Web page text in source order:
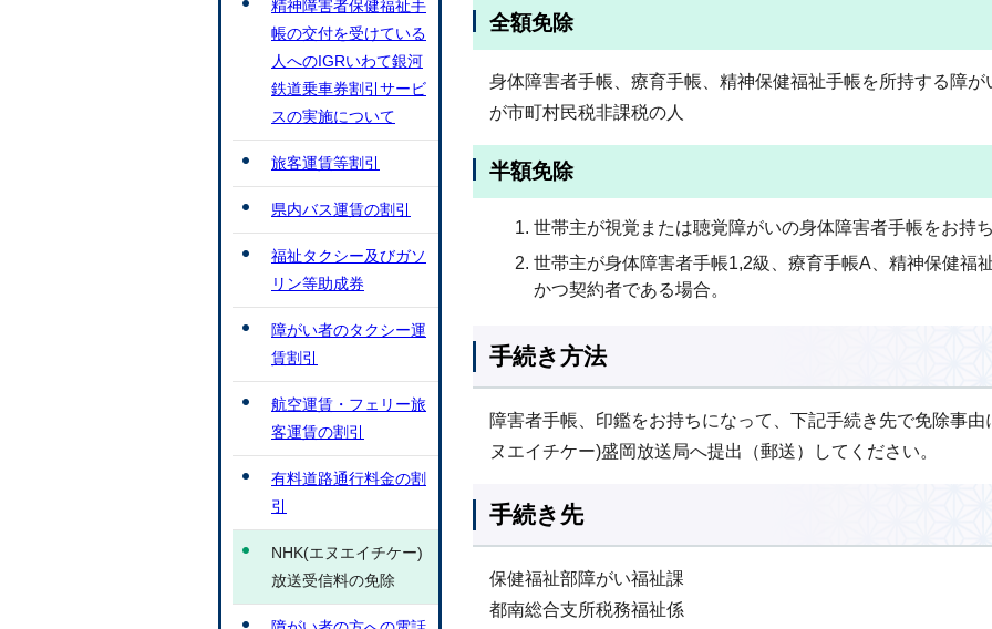
全額免除
身体障害者手帳、療育手帳、精神保健福祉手帳を所持する障
が市町村民税非課税の人
半額免除
世帯主が視覚または聴覚障がいの身体障害者手帳をお持
世帯主が身体障害者手帳1,2級、療育手帳A、精神保健福
かつ契約者である場合。
手続き方法
障害者手帳、印鑑をお持ちになって、下記手続き先で免除事
ヌエイチケー)盛岡放送局へ提出（郵送）してください。
手続き先
保健福祉部障がい福祉課
都南総合支所税務福祉係
精神障害者保健福祉手
帳の交付を受けている
人へのIGRいわて銀河
鉄道乗車券割引サービ
スの実施について
旅客運賃等割引
県内バス運賃の割引
福祉タクシー及びガソ
リン等助成券
障がい者のタクシー運
賃割引
航空運賃・フェリー旅
客運賃の割引
有料道路通行料金の割
引
NHK(エヌエイチケー)
放送受信料の免除